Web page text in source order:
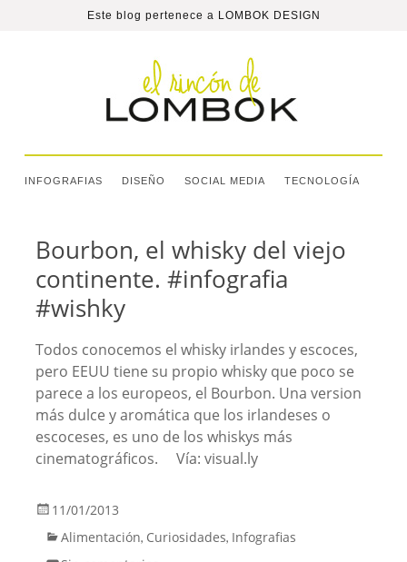
Este blog pertenece a LOMBOK DESIGN
INFOGRAFIAS DISEÑO SOCIAL MEDIA TECNOLOGÍA
Bourbon, el whisky del viejo
continente. #infografia
#wishky
Todos conocemos el whisky irlandes y escoces,
pero EEUU tiene su propio whisky que poco se
parece a los europeos, el Bourbon. Una version
más dulce y aromática que los irlandeses o
escoceses, es uno de los whiskys más
cinematográficos. Vía: visual.ly
11/01/2013
Alimentación, Curiosidades, Infografias